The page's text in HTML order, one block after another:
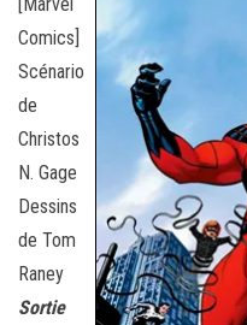
Comics]
Scénario
de
Christos
N. Gage
Dessins
de Tom
Raney
Sortie